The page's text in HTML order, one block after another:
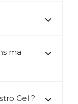
ma
Gel ?